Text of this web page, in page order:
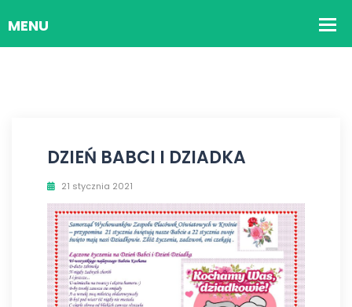
DZIEŃ BABCI I DZIADKA
21 stycznia 2021